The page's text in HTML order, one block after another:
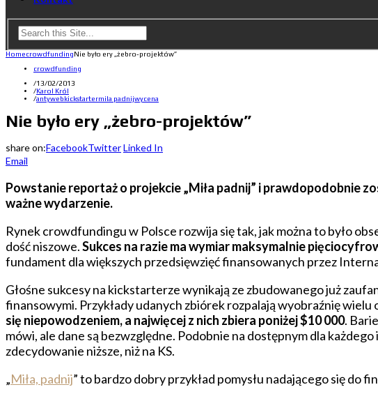
HomecrowdfundingNie było ery „żebro-projektów”
crowdfunding
/13/02/2013
/Karol Król
/antywebkickstartermila padnijwycena
Nie było ery „żebro-projektów”
share on:FacebookTwitterLinked In
Email
Powstanie reportaż o projekcie „Miła padnij” i prawdopodobnie
ważne wydarzenie.
Rynek crowdfundingu w Polsce rozwija się tak, jak można to było
dość niszowe.Sukces na razie ma wymiar maksymalnie
fundament dla większych przedsięwzięć finansowanych przez
Głośne sukcesy na kickstarterze wynikają ze zbudowanego już
finansowymi. Przykłady udanych zbiórek rozpalają wyobraźnię wielu
się niepowodzeniem, a najwięcej z nich zbiera poniżej $10 000.
mówi, ale dane są bezwzględne. Podobnie na dostępnym dla
zdecydowanie niższe, niż na KS.
„Miła, padnij” to bardzo dobry przykład pomysłu nadającego się do